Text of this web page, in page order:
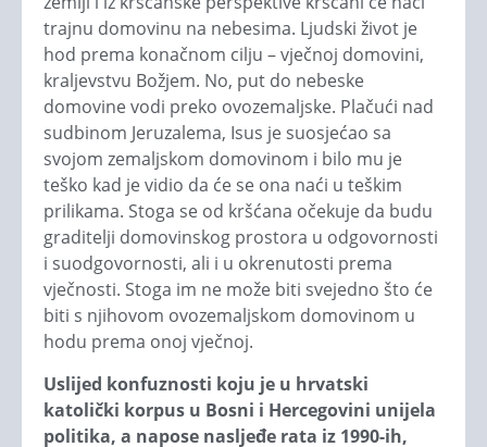
trajnu domovinu na nebesima. Ljudski život je
hod prema konačnom cilju – vječnoj domovini,
kraljevstvu Božjem. No, put do nebeske
domovine vodi preko ovozemaljske. Plačući nad
sudbinom Jeruzalema, Isus je suosjećao sa
svojom zemaljskom domovinom i bilo mu je
teško kad je vidio da će se ona naći u teškim
prilikama. Stoga se od kršćana očekuje da budu
graditelji domovinskog prostora u odgovornosti
i suodgovornosti, ali i u okrenutosti prema
vječnosti. Stoga im ne može biti svejedno što će
biti s njihovom ovozemaljskom domovinom u
hodu prema onoj vječnoj.
Uslijed konfuznosti koju je u hrvatski
katolički korpus u Bosni i Hercegovini unijela
politika, a napose nasljeđe rata iz 1990-ih,